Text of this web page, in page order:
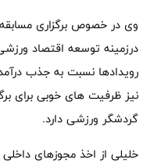
وی در خصوص برگزاری
درزمینه توسعه اقتصاد ورزشی
رویدادها نسبت به جذب
نیز ظرفیت های خوبی برای
گردشگر ورزشی دارد.
خلیلی از اخذ مجوزهای